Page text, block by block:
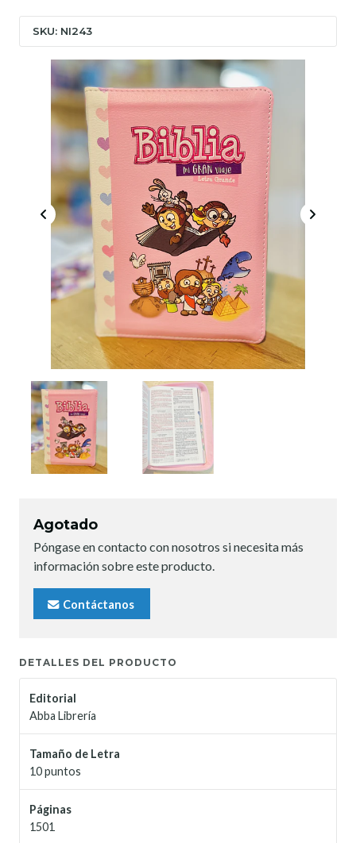
SKU: NI243
Agotado
Póngase en contacto con nosotros si necesita más
información sobre este producto.
Contáctanos
DETALLES DEL PRODUCTO
Editorial
Abba Librería
Tamaño de Letra
10 puntos
Páginas
1501